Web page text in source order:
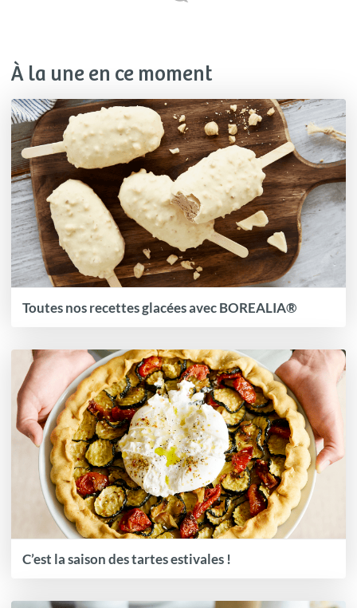
À la une en ce moment
Toutes nos recettes glacées avec BOREALIA®
C’est la saison des tartes estivales !